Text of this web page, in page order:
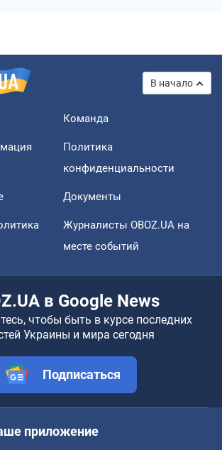
В начало
Команда
Политика
конфиденциальности
Документы
Журналисты OBOZ.UA на
месте событий
в Google News
чтобы быть в курсе последних
Украины и мира сегодня
Подписаться
приложение